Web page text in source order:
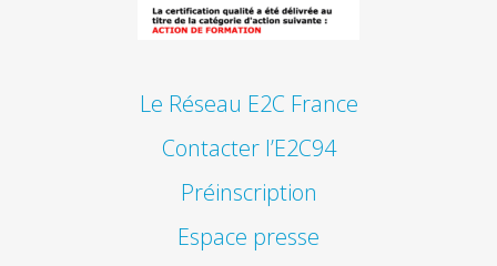
Le Réseau E2C France
Contacter l’E2C94
Préinscription
Espace presse